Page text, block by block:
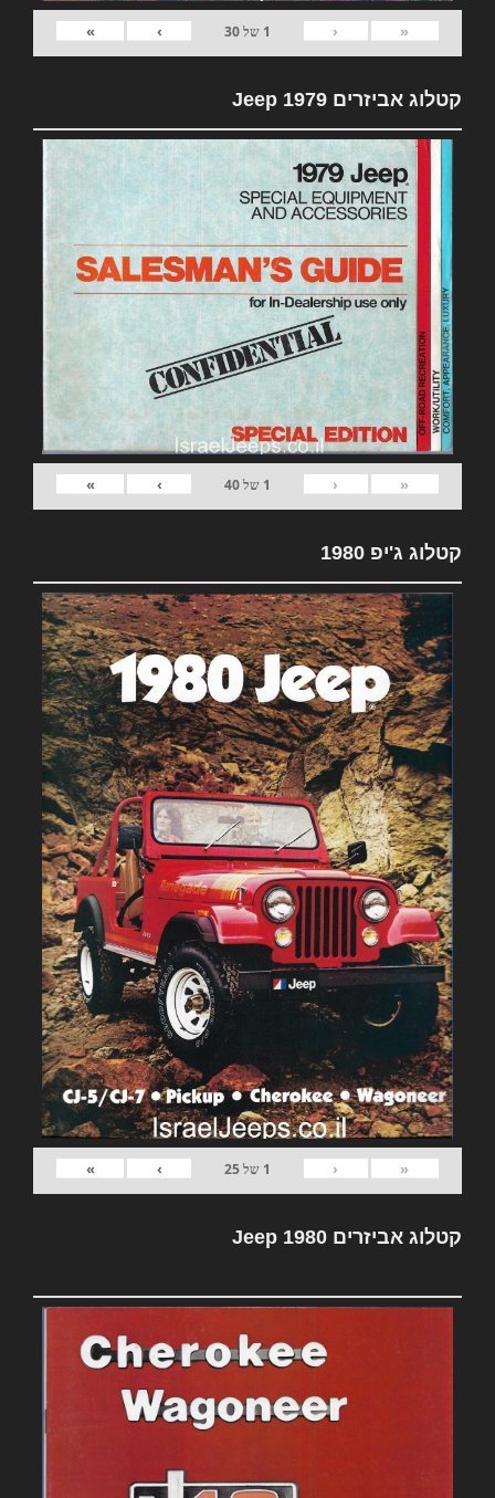
«
‹
1 של30
›
»
קטלוג אביזרים 1979 Jeep
«
‹
1 של40
›
»
קטלוג ג'יפ 1980
«
‹
1 של25
›
»
קטלוג אביזרים Jeep 1980